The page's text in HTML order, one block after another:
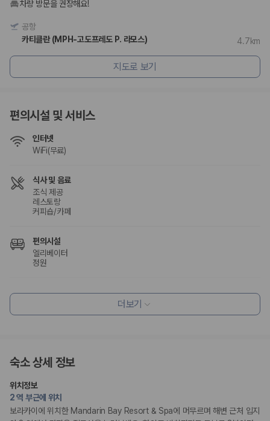
차량 방문을 권장해요!
공항
카티클란 (MPH-고도프레도 P. 라모스)
4.7km
지도로 보기
편의시설 및 서비스
인터넷
WiFi(무료)
식사 및 음료
조식 제공
레스토랑
커피숍/카페
편의시설
엘리베이터
정원
리셉션 서비스
콘시어지 서비스
컨퍼런스 센터
장애인 편의시설
휠체어 이용 가능 화장실
더보기
숙소 상세 정보
위치정보
2 역 부근에 위치
보라카이에 위치한 Mandarin Bay Resort & Spa에 머무르며 해변 근처 입지